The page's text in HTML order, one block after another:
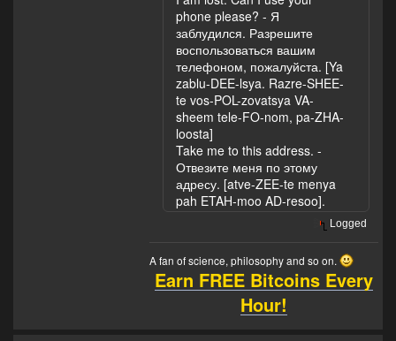
phone please? - Я
заблудился. Разрешите
воспользоваться вашим
телефоном, пожалуйста. [Ya
zablu-DEE-lsya. Razre-SHEE-
te vos-POL-zovatsya VA-
sheem tele-FO-nom, pa-ZHA-
loosta]
Take me to this address. -
Отвезите меня по этому
адресу. [atve-ZEE-te menya
pah ETAH-moo AD-resoo].
Logged
A fan of science, philosophy and so on.
Earn FREE Bitcoins Every
Hour!